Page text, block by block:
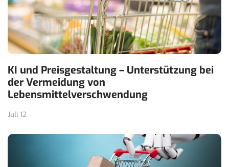
KI und Preisgestaltung – Unterstützung bei
der Vermeidung von
Lebensmittelverschwendung
Juli 12